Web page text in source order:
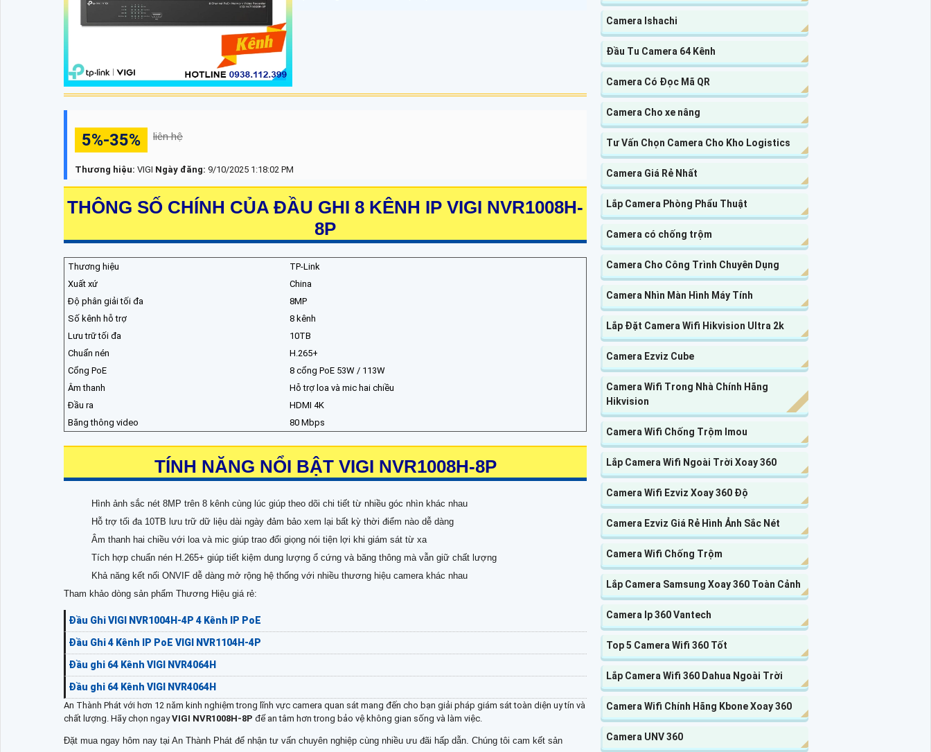
5%-35% liên hệ
Thương hiệu: VIGI Ngày đăng: 9/10/2025 1:18:02 PM
THÔNG SỐ CHÍNH CỦA ĐẦU GHI 8 KÊNH IP VIGI NVR1008H-
8P
Thương hiệu
TP-Link
Xuất xứ
China
Độ phân giải tối đa
8MP
Số kênh hỗ trợ
8 kênh
Lưu trữ tối đa
10TB
Chuẩn nén
H.265+
Cổng PoE
8 cổng PoE 53W / 113W
Âm thanh
Hỗ trợ loa và mic hai chiều
Đầu ra
HDMI 4K
Băng thông video
80 Mbps
TÍNH NĂNG NỔI BẬT VIGI NVR1008H-8P
Hình ảnh sắc nét 8MP trên 8 kênh cùng lúc giúp theo dõi chi tiết từ nhiều góc nhìn khác nhau
Hỗ trợ tối đa 10TB lưu trữ dữ liệu dài ngày đảm bảo xem lại bất kỳ thời điểm nào dễ dàng
Âm thanh hai chiều với loa và mic giúp trao đổi giọng nói tiện lợi khi giám sát từ xa
Tích hợp chuẩn nén H.265+ giúp tiết kiệm dung lượng ổ cứng và băng thông mà vẫn giữ chất lượng
Khả năng kết nối ONVIF dễ dàng mở rộng hệ thống với nhiều thương hiệu camera khác nhau
Tham khảo dòng sản phẩm Thương Hiệu giá rẻ:
Đầu Ghi VIGI NVR1004H-4P 4 Kênh IP PoE
Đầu Ghi 4 Kênh IP PoE VIGI NVR1104H-4P
Đầu ghi 64 Kênh VIGI NVR4064H
Đầu ghi 64 Kênh VIGI NVR4064H
An Thành Phát với hơn 12 năm kinh nghiệm trong lĩnh vực camera quan sát mang đến cho bạn giải pháp giám sát toàn diện uy tín và
chất lượng. Hãy chọn ngayVIGI NVR1008H-8P để an tâm hơn trong bảo vệ không gian sống và làm việc.
Đặt mua ngay hôm nay tại An Thành Phát để nhận tư vấn chuyên nghiệp cùng nhiều ưu đãi hấp dẫn. Chúng tôi cam kết sản
Camera Ishachi
Đầu Tu Camera 64 Kênh
Camera Có Đọc Mã QR
Camera Cho xe nâng
Tư Vấn Chọn Camera Cho Kho Logistics
Camera Giá Rẻ Nhất
Lắp Camera Phòng Phẩu Thuật
Camera có chống trộm
Camera Cho Công Trình Chuyên Dụng
Camera Nhìn Màn Hình Máy Tính
Lắp Đặt Camera Wifi Hikvision Ultra 2k
Camera Ezviz Cube
Camera Wifi Trong Nhà Chính Hãng
Hikvision
Camera Wifi Chống Trộm Imou
Lắp Camera Wifi Ngoài Trời Xoay 360
Camera Wifi Ezviz Xoay 360 Độ
Camera Ezviz Giá Rẻ Hình Ảnh Sắc Nét
Camera Wifi Chống Trộm
Lắp Camera Samsung Xoay 360 Toàn Cảnh
Camera Ip 360 Vantech
Top 5 Camera Wifi 360 Tốt
Lắp Camera Wifi 360 Dahua Ngoài Trời
Camera Wifi Chính Hãng Kbone Xoay 360
Camera UNV 360